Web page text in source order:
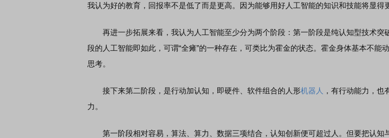
我认为好的教育，回报率不是低了而是更高。因为能够用好人工智能的知识和技能将显得
再进一步拓展来看，我认为人工智能至少分为两个阶段：第一阶段是纯认知型技术突
段的人工智能即如此，可谓“全瘫”的一种存在，可类比为霍金的状态。霍金身体基本不能
思考。
接下来第二阶段，是行动加认知，即硬件、软件组合的人形机器人 ，有行动能力，也
力。
第一阶段相对容易，算法、算力、数据三项结合，认知创新便可超过人。但要把认知